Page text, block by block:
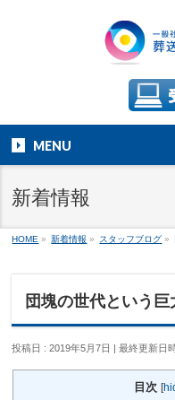
MENU
新着情報
HOME » 新着情報 » スタッフブログ »
団塊の世代という
投稿日 : 2019年5月7日 最終更新日
目次 [